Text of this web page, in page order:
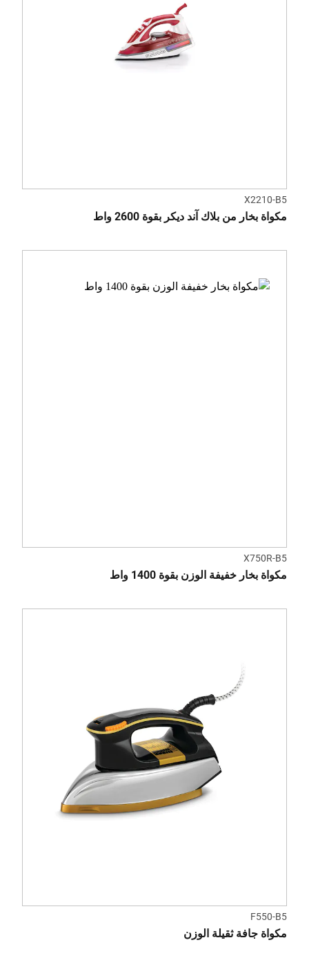
X2210-B5
مكواة بخار من بلاك آند ديكر بقوة 2600 واط
X750R-B5
مكواة بخار خفيفة الوزن بقوة 1400 واط
F550-B5
مكواة جافة ثقيلة الوزن